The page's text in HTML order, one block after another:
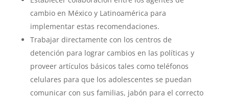
cambio en México y Latinoamérica para
implementar estas recomendaciones.
Trabajar directamente con los centros de
detención para lograr cambios en las políticas y
proveer artículos básicos tales como teléfonos
celulares para que los adolescentes se puedan
comunicar con sus familias, jabón para el correcto